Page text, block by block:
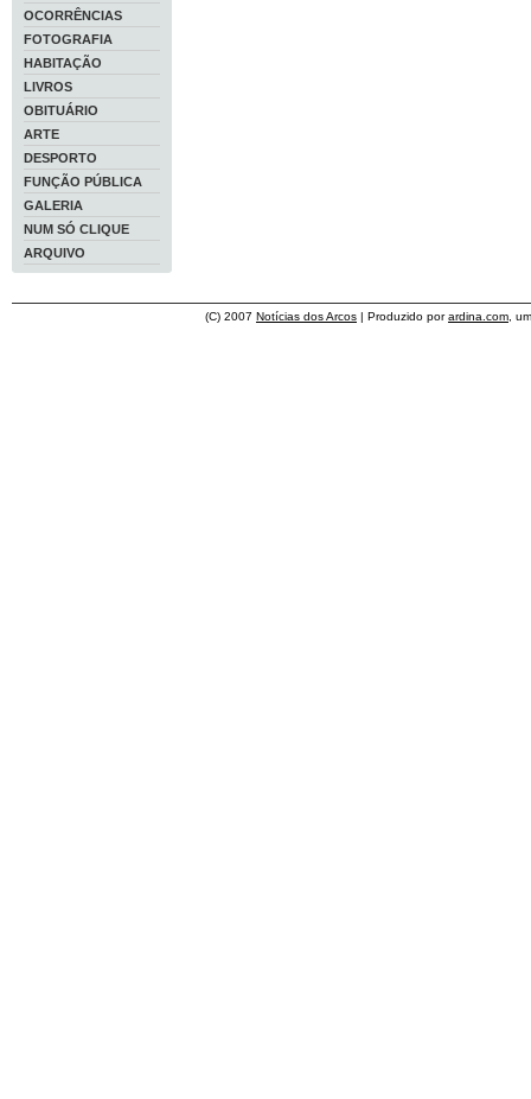
OCORRÊNCIAS
FOTOGRAFIA
HABITAÇÃO
LIVROS
OBITUÁRIO
ARTE
DESPORTO
FUNÇÃO PÚBLICA
GALERIA
NUM SÓ CLIQUE
ARQUIVO
(C) 2007 Notícias dos Arcos | Produzido porardina.com ,